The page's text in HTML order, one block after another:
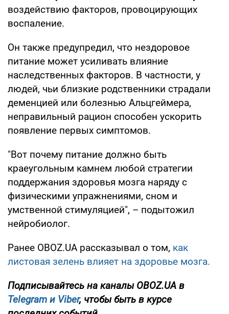
воздействию факторов, провоцирующих
воспаление.
Он также предупредил, что нездоровое
питание может усиливать влияние
наследственных факторов. В частности, у
людей, чьи близкие родственники страдали
деменцией или болезнью Альцгеймера,
неправильный рацион способен ускорить
появление первых симптомов.
"Вот почему питание должно быть
краеугольным камнем любой стратегии
поддержания здоровья мозга наряду с
физическими упражнениями, сном и
умственной стимуляцией", – подытожил
нейробиолог.
Ранее OBOZ.UA рассказывал о том, как
листовая зелень влияет на здоровье мозга.
Подписывайтесь на каналы OBOZ.UA в
Telegram и Viber, чтобы быть в курсе